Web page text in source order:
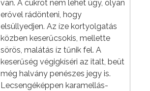
van. A cukrot nem lehet úgy, olyan
erővel rádönteni, hogy
elsüllyedjen. Az íze kortyolgatás
közben keserűcsokis, mellette
sörös, malátás íz tűnik fel. A
keserűség végigkíséri az italt, beüt
még halvány penészes jegy is.
Lecsengéképpen karamellás-